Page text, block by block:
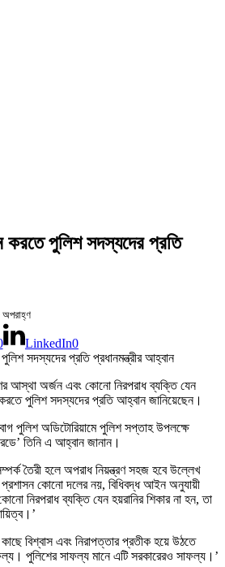
পুলিশ সদস্যদের প্রতি
অপরাহ্ণ
LinkedIn0
আস্থা অর্জন এবং কোনো নিরপরাধ ব্যক্তি যেন
করতে পুলিশ সদস্যদের প্রতি আহ্বান জানিয়েছেন।
পুলিশ অডিটোরিয়ামে পুলিশ সপ্তাহ উপলক্ষে
তিনি এ আহ্বান জানান।
তৈরী হলে অপরাধ নিয়ন্ত্রণ সহজ হবে উল্লেখ
প্রশাসন কোনো দলের নয়, বিধিবদ্ধ আইন অনুযায়ী
নিরপরাধ ব্যক্তি যেন হয়রানির শিকার না হন, তা
বিশ্বাস এবং নিরাপত্তার প্রতীক হয়ে উঠতে
পুলিশের সাফল্য মানে এটি সরকারেরও সাফল্য।’